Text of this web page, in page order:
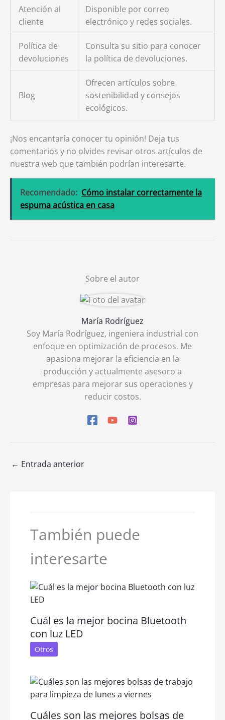
Atención al
cliente
Disponible por correo
electrónico y redes sociales.
Política de
devoluciones
Consulta su sitio para conocer
la política de devoluciones.
Blog
Ofrecen artículos sobre
sostenibilidad y consejos
ecológicos.
¡Nos encantaría conocer tu opinión! Deja tus
comentarios y no olvides revisar otros artículos de
nuestra web que también podrían interesarte.
Recomendado: Cómo instalar correctamente la
espuma acústica en casa
Sobre el autor
María Rodríguez
Soy María Rodríguez, ingeniera industrial con
enfoque en optimización de procesos. Me
apasiona mejorar la eficiencia en la
producción y actualmente asesoro a
empresas para mejorar sus operaciones y
reducir costos.
← Entrada anterior
También puede
interesarte
Cuál es la mejor bocina Bluetooth
con luz LED
Otros
Cuáles son las mejores bolsas de